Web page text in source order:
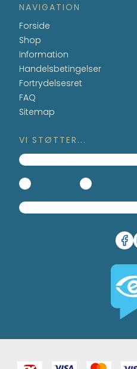
NAVIGATION
Forside
Shop
Information
Handelsbetingelser
Fortrydelsesret
FAQ
Sitemap
VI STØTTER...